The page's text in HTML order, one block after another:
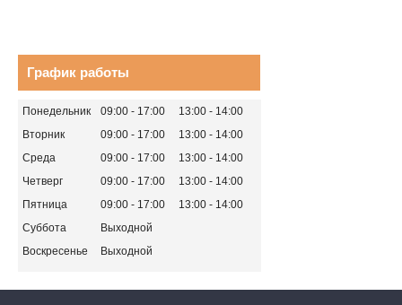
График работы
Понедельник 09:00 17:00 13:00
14:00
Вторник
09:00 17:00 13:00
14:00
Среда
09:00 17:00 13:00
14:00
Четверг
09:00 17:00 13:00
14:00
Пятница
09:00 17:00 13:00
14:00
Суббота
Выходной
Воскресенье
Выходной